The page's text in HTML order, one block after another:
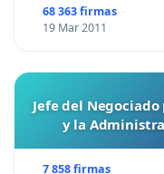
68 363 firmas
19 Mar 2011
Jefe del
y la
7 858 firmas